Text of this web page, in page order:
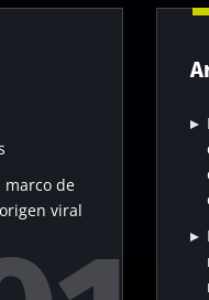
marco de
viral